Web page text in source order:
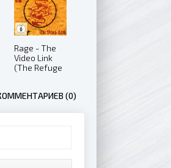
Rage - The
Video Link
(The Refuge
(0)